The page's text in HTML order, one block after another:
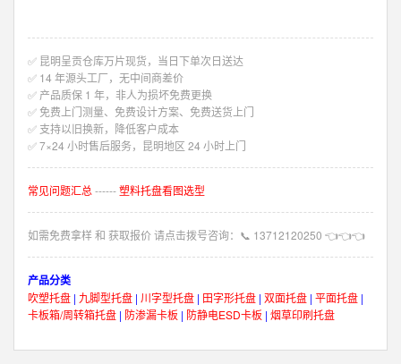
✅ 昆明呈贡仓库万片现货，当日下单次日送达
✅ 14 年源头工厂，无中间商差价
✅ 产品质保 1 年，非人为损坏免费更换
✅ 免费上门测量、免费设计方案、免费送货上门
✅ 支持以旧换新，降低客户成本
✅ 7×24 小时售后服务，昆明地区 24 小时上门
常见问题汇总 ------塑料托盘看图选型
如需免费拿样 和 获取报价 请点击拨号咨询： 📞 13712120250 👈👈👈
产品分类
吹塑托盘 | 九脚型托盘 | 川字型托盘 | 田字形托盘 | 双面托盘 | 平面托盘 |
卡板箱/周转箱托盘 | 防渗漏卡板 | 防静电ESD卡板 | 烟草印刷托盘